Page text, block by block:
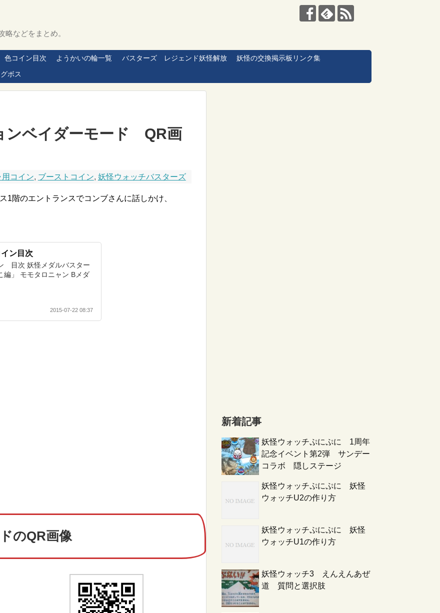
などをまとめ。
色コイン目次 ようかいの輪一覧 バスターズ レジェンド妖怪解放
妖怪の交換掲示板リンク集
ボス
ベイダーモード QR画
用コイン, ブーストコイン, 妖怪ウォッチバスターズ
1階のエントランスでコンブさんに話しかけ、
ン目次
目次 妖怪メダルバスター
編」 モモタロニャン Bメダ
2015-07-22 08:37
のQR画像
新着記事
妖怪ウォッチぷにぷに 1周年
記念イベント第2弾 サンデー
コラボ 隠しステージ
妖怪ウォッチぷにぷに 妖怪
ウォッチU2の作り方
妖怪ウォッチぷにぷに 妖怪
ウォッチU1の作り方
妖怪ウォッチ3 えんえんあぜ
道 質問と選択肢